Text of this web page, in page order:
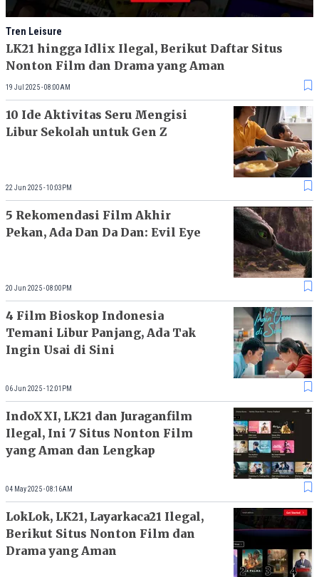
Tren Leisure
LK21 hingga Idlix Ilegal, Berikut Daftar Situs
Nonton Film dan Drama yang Aman
19 Jul 2025 - 08:00AM
10 Ide Aktivitas Seru Mengisi
Libur Sekolah untuk Gen Z
22 Jun 2025 - 10:03PM
5 Rekomendasi Film Akhir
Pekan, Ada Dan Da Dan: Evil Eye
20 Jun 2025 - 08:00PM
4 Film Bioskop Indonesia
Temani Libur Panjang, Ada Tak
Ingin Usai di Sini
06 Jun 2025 - 12:01PM
IndoXXI, LK21 dan Juraganfilm
Ilegal, Ini 7 Situs Nonton Film
yang Aman dan Lengkap
04 May 2025 - 08:16AM
LokLok, LK21, Layarkaca21 Ilegal,
Berikut Situs Nonton Film dan
Drama yang Aman